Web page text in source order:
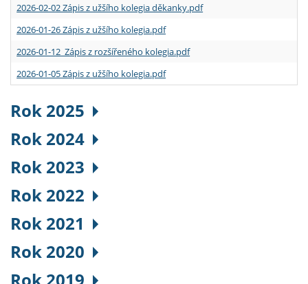
2026-02-02 Zápis z užšího kolegia děkanky.pdf
2026-01-26 Zápis z užšího kolegia.pdf
2026-01-12 Zápis z rozšířeného kolegia.pdf
2026-01-05 Zápis z užšího kolegia.pdf
Rok 2025
Rok 2024
Rok 2023
Rok 2022
Rok 2021
Rok 2020
Rok 2019